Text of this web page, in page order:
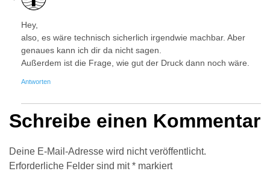
Hey,
also, es wäre technisch sicherlich irgendwie machbar. Aber
genaues kann ich dir da nicht sagen.
Außerdem ist die Frage, wie gut der Druck dann noch wäre.
Antworten
Schreibe einen Kommentar
Deine E-Mail-Adresse wird nicht veröffentlicht.
Erforderliche Felder sind mit* markiert